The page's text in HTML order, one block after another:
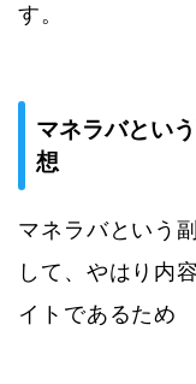
す。
マネラバとい
想
マネラバという
して、やはり内
イトであるため